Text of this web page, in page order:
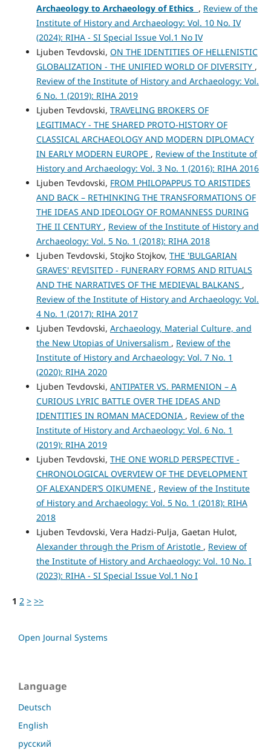
Archaeology to Archaeology of Ethics , Review of the
Institute of History and Archaeology: Vol. 10 No. IV
(2024): RIHA - SI Special Issue Vol.1 No IV
Ljuben Tevdovski, ON THE IDENTITIES OF HELLENISTIC
GLOBALIZATION - THE UNIFIED WORLD OF DIVERSITY ,
Review of the Institute of History and Archaeology: Vol.
6 No. 1 (2019): RIHA 2019
Ljuben Tevdovski, TRAVELING BROKERS OF
LEGITIMACY - THE SHARED PROTO-HISTORY OF
CLASSICAL ARCHAEOLOGY AND MODERN DIPLOMACY
IN EARLY MODERN EUROPE , Review of the Institute of
History and Archaeology: Vol. 3 No. 1 (2016): RIHA 2016
Ljuben Tevdovski, FROM PHILOPAPPUS TO ARISTIDES
AND BACK – RETHINKING THE TRANSFORMATIONS OF
THE IDEAS AND IDEOLOGY OF ROMANNESS DURING
THE II CENTURY , Review of the Institute of History and
Archaeology: Vol. 5 No. 1 (2018): RIHA 2018
Ljuben Tevdovski, Stojko Stojkov, THE 'BULGARIAN
GRAVES' REVISITED - FUNERARY FORMS AND RITUALS
AND THE NARRATIVES OF THE MEDIEVAL BALKANS ,
Review of the Institute of History and Archaeology: Vol.
4 No. 1 (2017): RIHA 2017
Ljuben Tevdovski, Archaeology, Material Culture, and
the New Utopias of Universalism , Review of the
Institute of History and Archaeology: Vol. 7 No. 1
(2020): RIHA 2020
Ljuben Tevdovski, ANTIPATER VS. PARMENION – A
CURIOUS LYRIC BATTLE OVER THE IDEAS AND
IDENTITIES IN ROMAN MACEDONIA , Review of the
Institute of History and Archaeology: Vol. 6 No. 1
(2019): RIHA 2019
Ljuben Tevdovski, THE ONE WORLD PERSPECTIVE -
CHRONOLOGICAL OVERVIEW OF THE DEVELOPMENT
OF ALEXANDER’S OIKUMENE , Review of the Institute
of History and Archaeology: Vol. 5 No. 1 (2018): RIHA
2018
Ljuben Tevdovski, Vera Hadzi-Pulja, Gaetan Hulot,
Alexander through the Prism of Aristotle , Review of
the Institute of History and Archaeology: Vol. 10 No. I
(2023): RIHA - SI Special Issue Vol.1 No I
1 2 > >>
Open Journal Systems
Language
Deutsch
English
русский